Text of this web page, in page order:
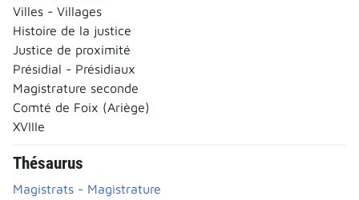
Villes - Villages
Histoire de la justice
Justice de proximité
Présidial - Présidiaux
Magistrature seconde
Comté de Foix (Ariège)
XVIIIe
Thésaurus
Magistrats - Magistrature